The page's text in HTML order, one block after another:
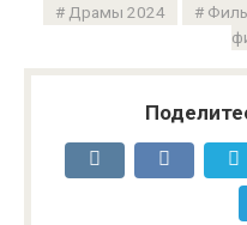
Драмы 2024